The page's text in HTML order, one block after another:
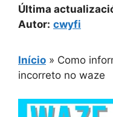
Última
Autor: cwyfi
Início » Como
incorreto no waze